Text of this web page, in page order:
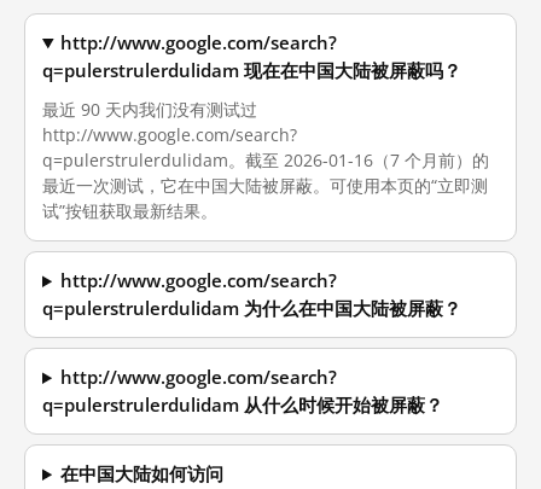
http://www.google.com/search?
q=pulerstrulerdulidam 现在在中国大陆被屏蔽吗？
最近 90 天内我们没有测试过
http://www.google.com/search?
q=pulerstrulerdulidam。截至 2026-01-16（7 个月前）的
最近一次测试，它在中国大陆被屏蔽。可使用本页的“立即测
试”按钮获取最新结果。
http://www.google.com/search?
q=pulerstrulerdulidam 为什么在中国大陆被屏蔽？
http://www.google.com/search?
q=pulerstrulerdulidam 从什么时候开始被屏蔽？
在中国大陆如何访问